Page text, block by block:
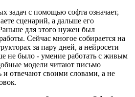
задач с помощью софта означает,
сценарий, а дальше его
для этого нужен был
Сейчас многое собирается на
за пару дней, а нейросети
не было - умение работать с живым
модели читают письмо
и отвечают своими словами, а не